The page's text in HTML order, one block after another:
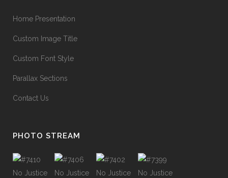
Home Presentation
Custom Image Title
Custom Font Style
Parallax Sections
Contact Us
PHOTO STREAM